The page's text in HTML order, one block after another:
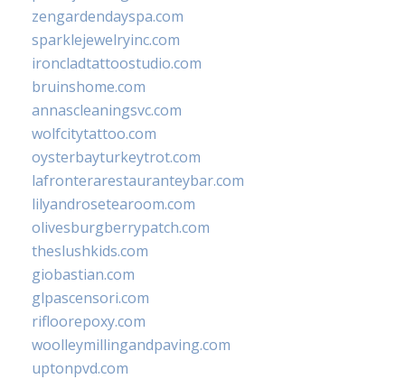
zengardendayspa.com
sparklejewelryinc.com
ironcladtattoostudio.com
bruinshome.com
annascleaningsvc.com
wolfcitytattoo.com
oysterbayturkeytrot.com
lafronterarestauranteybar.com
lilyandrosetearoom.com
olivesburgberrypatch.com
theslushkids.com
giobastian.com
glpascensori.com
rifloorepoxy.com
woolleymillingandpaving.com
uptonpvd.com